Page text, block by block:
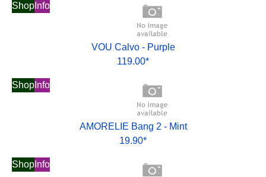
Shop Info
VOU Calvo - Purple
119.00*
Shop Info
AMORELIE Bang 2 - Mint
19.90*
Shop Info